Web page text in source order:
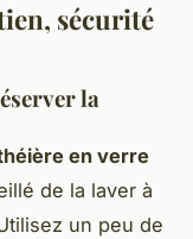
sécurité
la
en verre
de la laver à
un peu de